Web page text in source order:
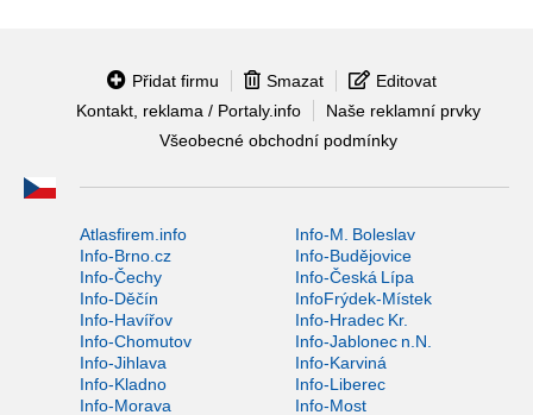
Přidat firmu Smazat
Editovat
Kontakt, reklama / Portaly.info
Naše reklamní prvky
Všeobecné obchodní podmínky
Atlasfirem.info
Info-M. Boleslav
Info-Brno.cz
Info-Budějovice
Info-Čechy
Info-Česká Lípa
Info-Děčín
InfoFrýdek-Místek
Info-Havířov
Info-Hradec Kr.
Info-Chomutov
Info-Jablonec n.N.
Info-Jihlava
Info-Karviná
Info-Kladno
Info-Liberec
Info-Morava
Info-Most